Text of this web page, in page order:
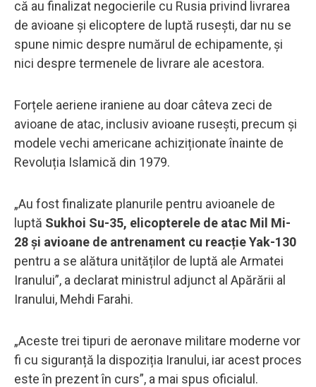
că au finalizat negocierile cu Rusia privind livrarea
de avioane și elicoptere de luptă rusești, dar nu se
spune nimic despre numărul de echipamente, și
nici despre termenele de livrare ale acestora.
Forțele aeriene iraniene au doar câteva zeci de
avioane de atac, inclusiv avioane rusești, precum și
modele vechi americane achiziționate înainte de
Revoluția Islamică din 1979.
„Au fost finalizate planurile pentru avioanele de
luptă Sukhoi Su-35, elicopterele de atac Mil Mi-
28 și avioane de antrenament cu reacție Yak-130
pentru a se alătura unităților de luptă ale Armatei
Iranului”, a declarat ministrul adjunct al Apărării al
Iranului, Mehdi Farahi.
„Aceste trei tipuri de aeronave militare moderne vor
fi cu siguranță la dispoziția Iranului, iar acest proces
este în prezent în curs”, a mai spus oficialul.